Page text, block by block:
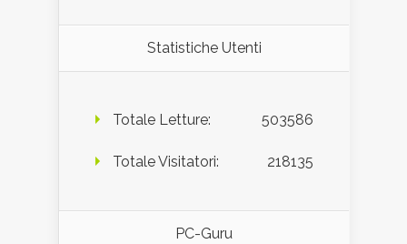
Statistiche Utenti
503586
Totale Letture:
218135
Totale Visitatori:
PC-Guru